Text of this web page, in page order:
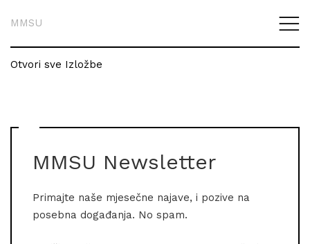
MMSU
Otvori sve Izložbe
MMSU Newsletter
Primajte naše mjesečne najave, i pozive na
posebna događanja. No spam.